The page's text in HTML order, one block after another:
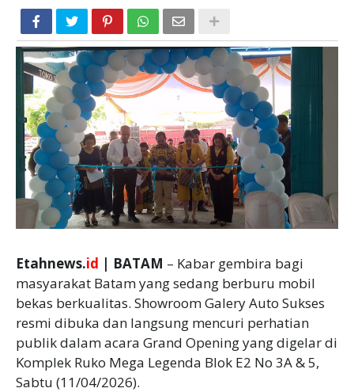
Etahnews.id | BATAM – Kabar gembira bagi
masyarakat Batam yang sedang berburu mobil
bekas berkualitas. Showroom Galery Auto Sukses
resmi dibuka dan langsung mencuri perhatian
publik dalam acara Grand Opening yang digelar di
Komplek Ruko Mega Legenda Blok E2 No 3A & 5,
Sabtu (11/04/2026).